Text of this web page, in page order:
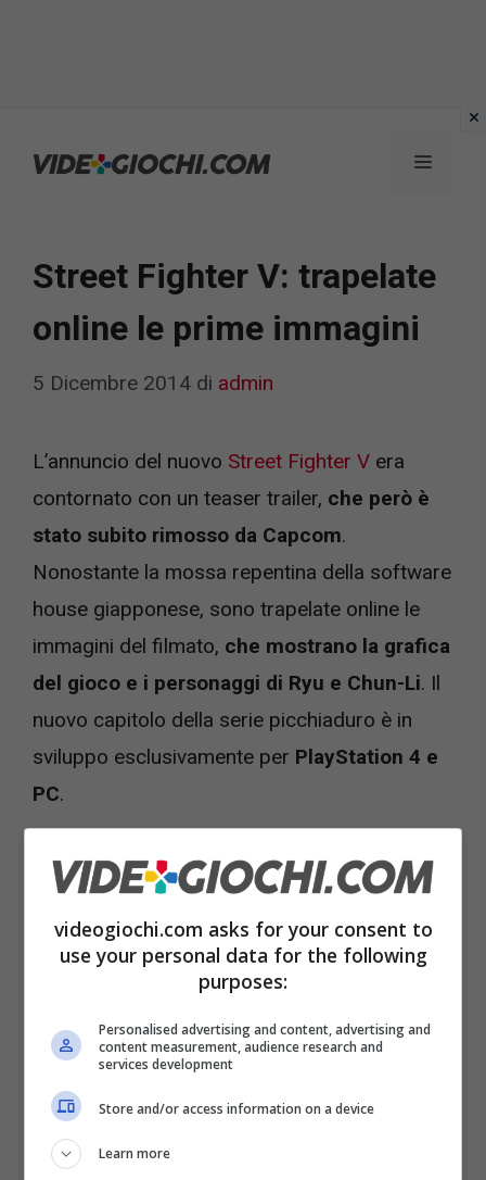
Menu
Street Fighter V: trapelate
online le prime immagini
5 Dicembre 2014 di admin
L’annuncio del nuovo Street Fighter V era
contornato con un teaser trailer, che però è
stato subito rimosso da Capcom.
Nonostante la mossa repentina della software
house giapponese, sono trapelate online le
immagini del filmato, che mostrano la grafica
del gioco e i personaggi di Ryu e Chun-Li. Il
nuovo capitolo della serie picchiaduro è in
sviluppo esclusivamente per PlayStation 4 e
PC.
Ecco le immagini:
FONTE:Gamepur
Articoli recenti
News
Prezzo del preordine su
videogiochi.com asks for your consent to
use your personal data for the following
purposes:
Personalised advertising and content, advertising and
content measurement, audience research and
services development
Store and/or access information on a device
Learn more